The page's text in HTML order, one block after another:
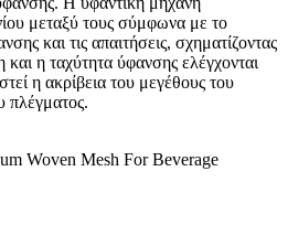
μεταξύ τους σύμφωνα με το
και τις απαιτήσεις, σχηματίζοντας
η ταχύτητα ύφανσης ελέγχονται
η ακρίβεια του μεγέθους του
πλέγματος.